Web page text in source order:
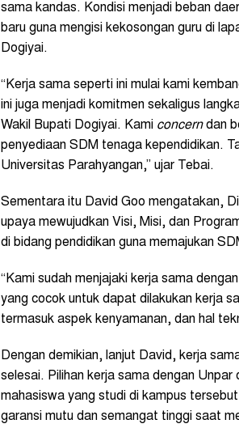
sama kandas. Kondisi menjadi beban
baru guna mengisi kekosongan guru di
Dogiyai.
“Kerja sama seperti ini mulai kami
ini juga menjadi komitmen sekaligus
Wakil Bupati Dogiyai. Kami concerndan
penyediaan SDM tenaga kependidikan.
Universitas Parahyangan,” ujar Tebai.
Sementara itu David Goo mengatakan,
upaya mewujudkan Visi, Misi, dan
di bidang pendidikan guna memajukan
“Kami sudah menjajaki kerja sama
yang cocok untuk dapat dilakukan kerja
termasuk aspek kenyamanan, dan hal
Dengan demikian, lanjut David, kerja
selesai. Pilihan kerja sama dengan
mahasiswa yang studi di kampus
garansi mutu dan semangat tinggi saat